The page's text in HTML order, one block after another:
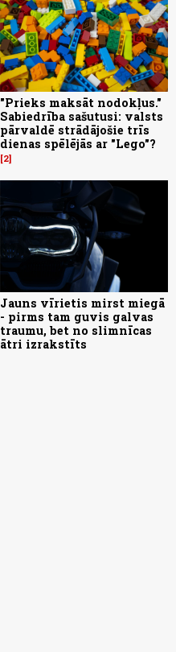
"Prieks maksāt nodokļus."
Sabiedrība sašutusi: valsts
pārvaldē strādājošie trīs
dienas spēlējās ar "Lego"?
2
Jauns vīrietis mirst miegā
- pirms tam guvis galvas
traumu, bet no slimnīcas
ātri izrakstīts